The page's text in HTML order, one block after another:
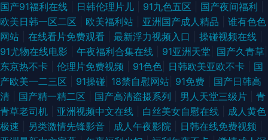
国产91福利在线
日韩伦理片儿 91九色五区 国产夜间福利
欧美日韩一区二区
欧美福利站 亚洲国产成人精品
谁有色色
网站
在线看片免费观看 最新浮力视频入口 操碰视频在线
91尤物在线电影
午夜福利合集在线 91亚洲天堂 国产久青草
东京热不卡
伦理片免费视频 91色色 日韩欧美亚欧不卡
国
产欧美一二三区
91操碰 18禁自慰网站 91免费
国产日韩高
清
国产精一精二区 国产高清盗摄系列 男人天堂三级片
青
青草老司机
亚洲视频中文在线 白丝美女自慰在线
成人黄色
极速
另类激情先锋影音 成人午夜影院 日韩在线免费视频